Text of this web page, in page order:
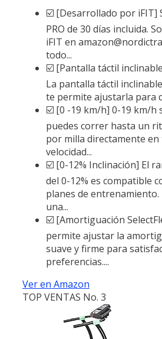
☑️ [Desarrollado por iFIT]
PRO de 30 días incluida.
iFIT en
todo...
☑️ [Pantalla táctil
La pantalla táctil
te permite ajustarla para
☑️ [0 -19 km/h] 0-19 km/h
puedes correr hasta un
por milla directamente en
velocidad...
☑️ [0-12% Inclinación] El
del 0-12% es compatible
planes de
una...
☑️ [Amortiguación
permite ajustar la
suave y firme para
preferencias....
Ver en Amazon
TOP VENTAS No. 3